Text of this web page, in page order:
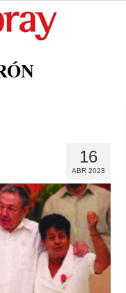
16
ABR 2023